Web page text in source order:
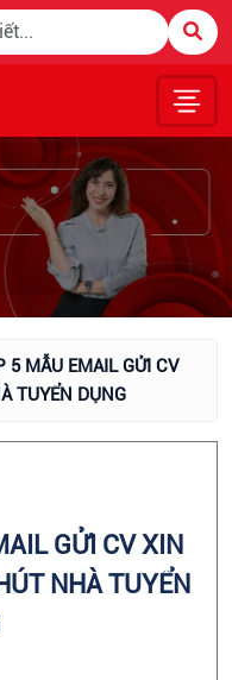
5 MẪU EMAIL GỬI CV
TUYỂN DỤNG
GỬI CV XIN
NHÀ TUYỂN